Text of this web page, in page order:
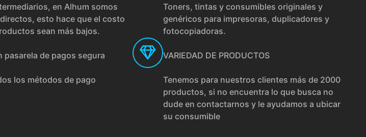
en Alhum somos
esto hace que el costo
sean más bajos.
pasarela de pagos segura
los métodos de pago
Toners, tintas y consumibles originales y
genéricos para impresoras, duplicadores y
fotocopiadoras.
VARIEDAD DE PRODUCTOS
Tenemos para nuestros clientes más de 2000
productos, si no encuentra lo que busca no
dude en contactarnos y le ayudamos a ubicar
su consumible